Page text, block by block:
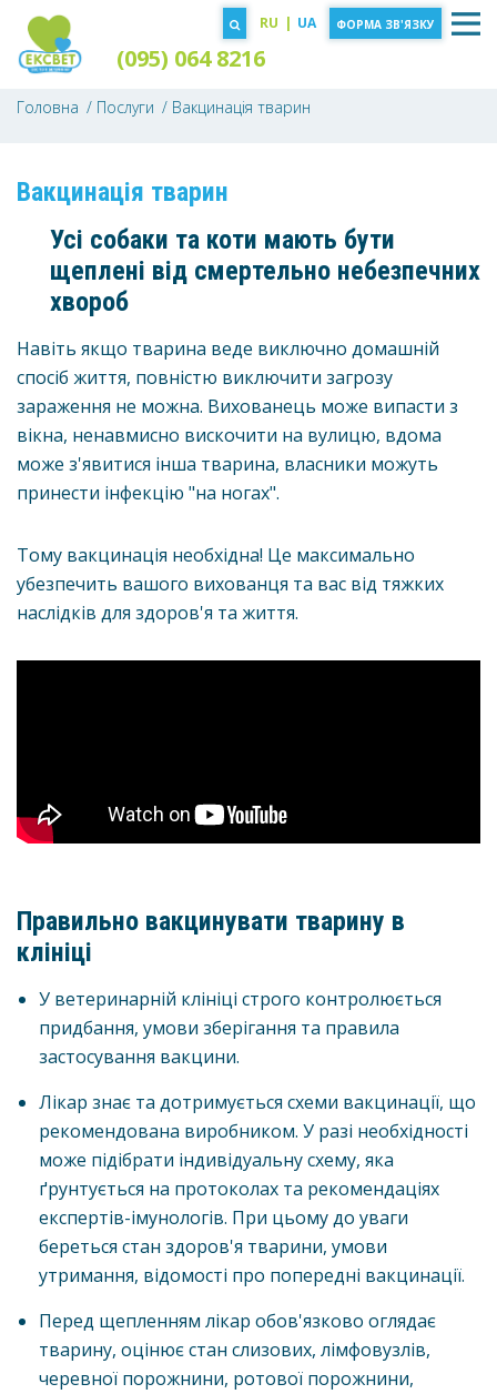
(095) 064 8216
RU | UA ФОРМА ЗВ'ЯЗКУ
Головна Послуги Вакцинація тварин
Вакцинація тварин
Усі собаки та коти мають бути
щеплені від смертельно небезпечних
хвороб
Навіть якщо тварина веде виключно домашній
спосіб життя, повністю виключити загрозу
зараження не можна. Вихованець може випасти з
вікна, ненавмисно вискочити на вулицю, вдома
може з'явитися інша тварина, власники можуть
принести інфекцію "на ногах".
Тому вакцинація необхідна! Це максимально
убезпечить вашого вихованця та вас від тяжких
наслідків для здоров'я та життя.
Правильно вакцинувати тварину в
клініці
У ветеринарній клініці строго контролюється
придбання, умови зберігання та правила
застосування вакцини.
Лікар знає та дотримується схеми вакцинації, що
рекомендована виробником. У разі необхідності
може підібрати індивідуальну схему, яка
ґрунтується на протоколах та рекомендаціях
експертів-імунологів. При цьому до уваги
береться стан здоров'я тварини, умови
утримання, відомості про попередні вакцинації.
Перед щепленням лікар обов'язково оглядає
тварину, оцінює стан слизових, лімфовузлів,
черевної порожнини, ротової порожнини,